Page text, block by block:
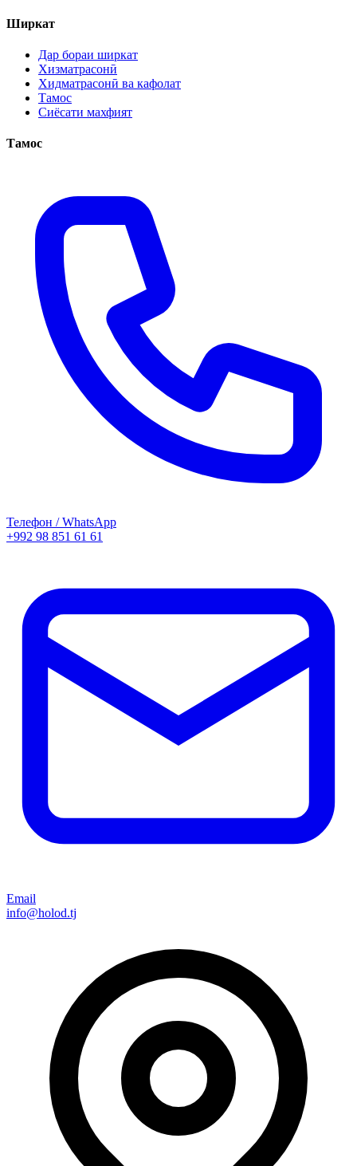
Ширкат
Дар бораи ширкат
Хизматрасонӣ
Хидматрасонӣ ва кафолат
Тамос
Сиёсати махфият
Тамос
Телефон / WhatsApp
+992 98 851 61 61
Email
info@holod.tj